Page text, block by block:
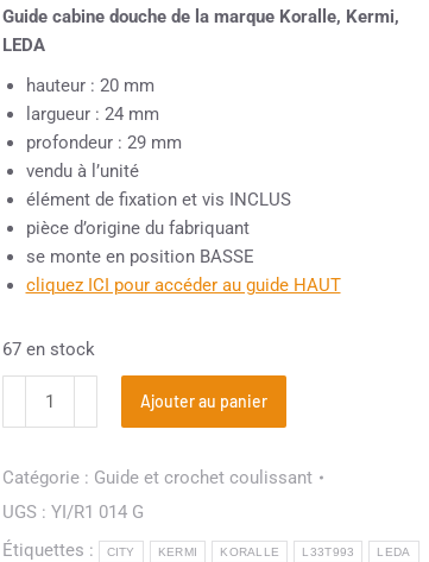
Guide cabine douche de la marque Koralle, Kermi,
LEDA
hauteur : 20 mm
largueur : 24 mm
profondeur : 29 mm
vendu à l’unité
élément de fixation et vis INCLUS
pièce d’origine du fabriquant
se monte en position BASSE
cliquez ICI pour accéder au guide HAUT
67 en stock
Ajouter au panier
Catégorie : Guide et crochet coulissant
UGS : YI/R1 014 G
Étiquettes :
CITY KERMI KORALLE L33T993 LEDA